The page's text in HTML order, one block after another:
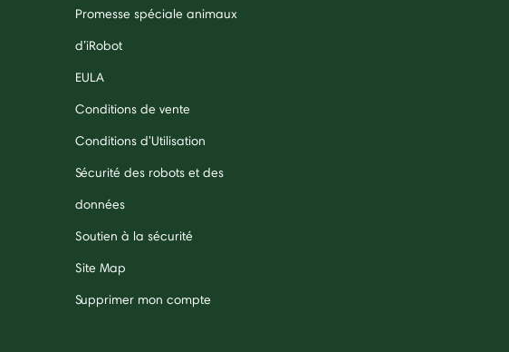
Promesse spéciale animaux
d’iRobot
EULA
Conditions de vente
Conditions d'Utilisation
Sécurité des robots et des
données
Soutien à la sécurité
Site Map
Supprimer mon compte